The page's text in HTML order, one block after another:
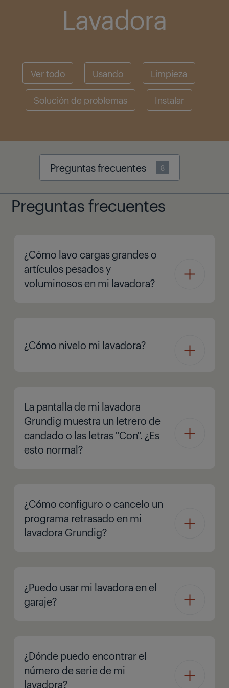
Lavadora
Ver todo Usando Limpieza
Solución de problemas Instalar
Preguntas frecuentes 8
Preguntas frecuentes
¿Cómo lavo cargas grandes o
artículos pesados y
voluminosos en mi lavadora?
¿Cómo nivelo mi lavadora?
La pantalla de mi lavadora
Grundig muestra un letrero de
candado o las letras "Con". ¿Es
esto normal?
¿Cómo configuro o cancelo un
programa retrasado en mi
lavadora Grundig?
¿Puedo usar mi lavadora en el
garaje?
¿Dónde puedo encontrar el
número de serie de mi
lavadora?